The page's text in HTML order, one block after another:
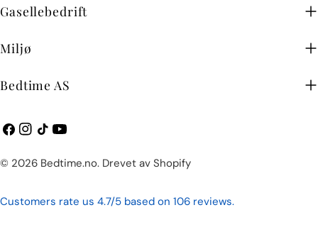
Gasellebedrift
Miljø
Bedtime AS
Facebook
Instagram
TikTokYouTube
© 2026 Bedtime.no. Drevet av Shopify
Betalingsmetoder
Customers rate us 4.7/5 based on 106 reviews.